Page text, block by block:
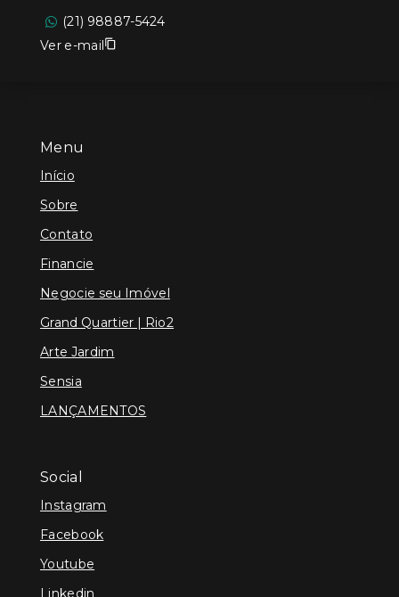
Menu
Início
Sobre
Contato
Financie
Negocie seu Imóvel
Grand Quartier | Rio2
Arte Jardim
Sensia
LANÇAMENTOS
Social
Instagram
Facebook
Youtube
Linkedin
(21) 98887-5424
Ver e-mail